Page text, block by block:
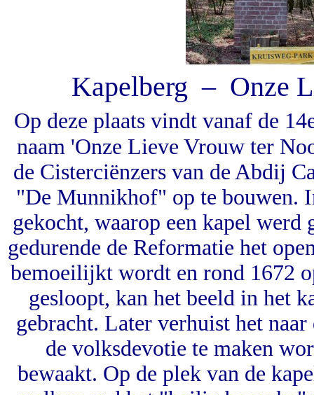
Kapelberg – Onze
Op deze plaats vindt vanaf de
naam 'Onze Lieve Vrouw ter
de Cisterciënzers van de Abdij
"De Munnikhof" op te bouwen.
gekocht, waarop een kapel
gedurende de Reformatie het
bemoeilijkt wordt en rond 1672
gesloopt, kan het beeld in het
gebracht. Later verhuist het
de volksdevotie te maken
bewaakt. Op de plek van de